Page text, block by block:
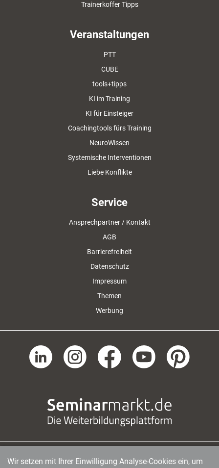
Trainerkoffer Tipps
Veranstaltungen
PTT
CUBE
tools+tipps
KI im Training
KI für Einsteiger
Coachingtools fürs Training
NeuroWissen
Systemische Interventionen
Liebe Konflikte
Service
Ansprechpartner / Kontakt
AGB
Barrierefreiheit
Datenschutz
Impressum
Themen
Werbung
managerSeminare Verlags GmbH | Endenicher Str. 41
|
Wir setzen mit Ihrer Einwilligung Analyse-Cookies ein, um